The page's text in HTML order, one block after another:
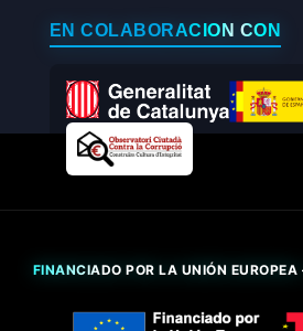
EN COLABORACIÓN CON
FINANCIADO POR LA UNIÓN EUROPEA